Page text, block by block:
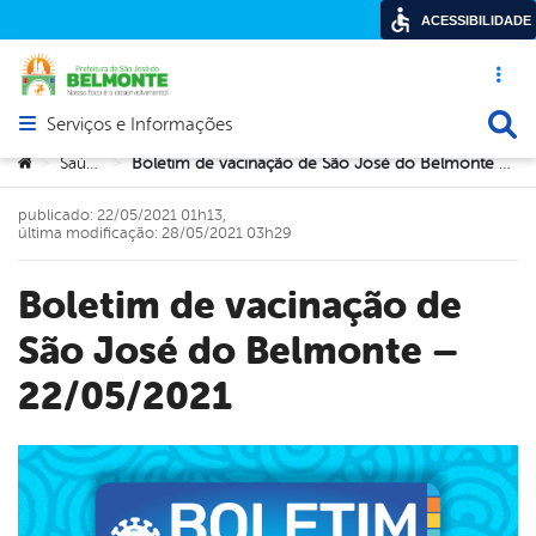
Acesso
Abrir menu principal de navegação
Serviços e Informações
Você está aqui:
> Saúde > Boletim de vacinação de São José do Belmonte – 22/05/2021
Boletim de vacinação de
São José do Belmonte –
22/05/2021
publicado: 22/05/2021 01h13,
última modificação: 28/05/2021 03h29
ACESSIBILIDADE